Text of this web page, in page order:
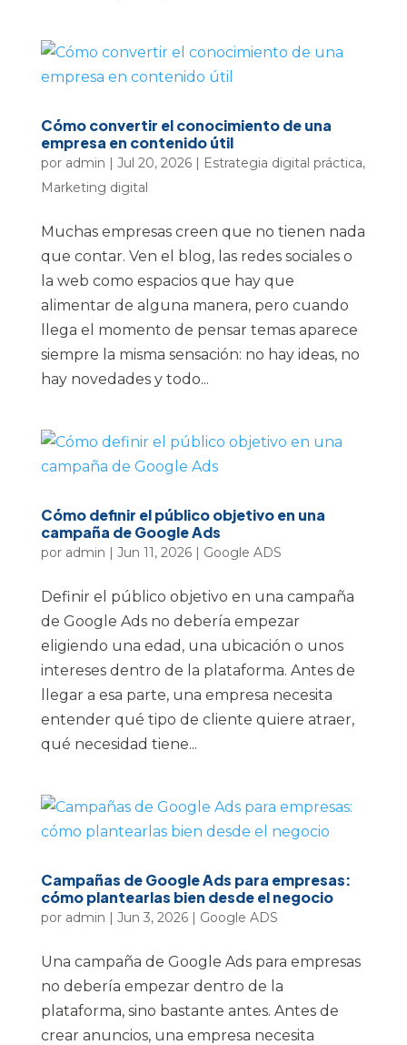
Cómo convertir el conocimiento de una
empresa en contenido útil
por admin | Jul 20, 2026| Estrategia digital práctica,
Marketing digital
Muchas empresas creen que no tienen nada
que contar. Ven el blog, las redes sociales o
la web como espacios que hay que
alimentar de alguna manera, pero cuando
llega el momento de pensar temas aparece
siempre la misma sensación: no hay ideas, no
hay novedades y todo...
Cómo definir el público objetivo en una
campaña de Google Ads
por admin | Jun 11, 2026| Google ADS
Definir el público objetivo en una campaña
de Google Ads no debería empezar
eligiendo una edad, una ubicación o unos
intereses dentro de la plataforma. Antes de
llegar a esa parte, una empresa necesita
entender qué tipo de cliente quiere atraer,
qué necesidad tiene...
Campañas de Google Ads para empresas:
cómo plantearlas bien desde el negocio
por admin | Jun 3, 2026| Google ADS
Una campaña de Google Ads para empresas
no debería empezar dentro de la
plataforma, sino bastante antes. Antes de
crear anuncios, una empresa necesita